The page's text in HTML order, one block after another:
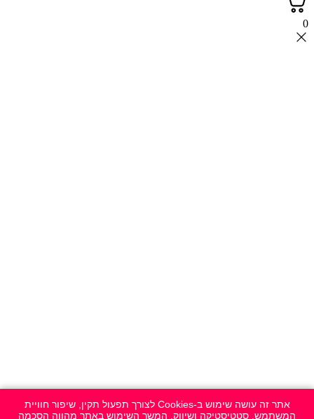
אתר זה עושה שימוש ב-Cookies לצורך תפעול תקין, שיפור חוויית
המשתמש, סטטיסטיקה ושיווק. המשך השימוש באתר מהווה הסכמה
0